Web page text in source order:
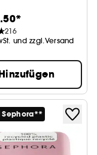
216
und zzgl.Versand
Sephora**